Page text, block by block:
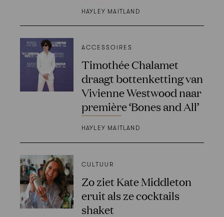
HAYLEY MAITLAND
ACCESSOIRES
Timothée Chalamet
draagt bottenketting van
Vivienne Westwood naar
première ‘Bones and All’
HAYLEY MAITLAND
CULTUUR
Zo ziet Kate Middleton
eruit als ze cocktails
shaket